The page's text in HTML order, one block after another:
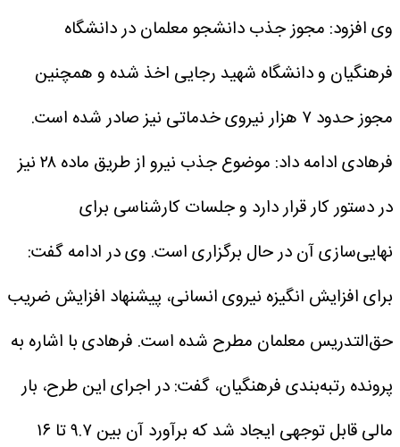
وی افزود: مجوز جذب دانشجو معلمان در دانشگاه
فرهنگیان و دانشگاه شهید رجایی اخذ شده و همچنین
مجوز حدود ۷ هزار نیروی خدماتی نیز صادر شده است.
فرهادی ادامه داد: موضوع جذب نیرو از طریق ماده ۲۸ نیز
در دستور کار قرار دارد و جلسات کارشناسی برای
نهایی‌سازی آن در حال برگزاری است. وی در ادامه گفت:
برای افزایش انگیزه نیروی انسانی، پیشنهاد افزایش ضریب
حق‌التدریس معلمان مطرح شده است. فرهادی با اشاره به
پرونده رتبه‌بندی فرهنگیان، گفت: در اجرای این طرح، بار
مالی قابل توجهی ایجاد شد که برآورد آن بین ۹.۷ تا ۱۶